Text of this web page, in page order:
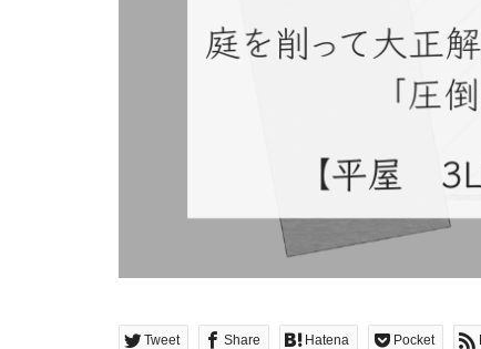
Tweet Share Hatena Pocket